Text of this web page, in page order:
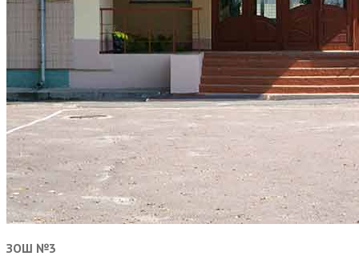
ЗОШ №3